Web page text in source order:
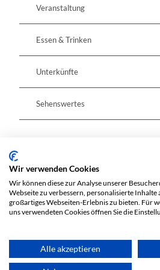
Veranstaltung
Essen & Trinken
Unterkünfte
Sehenswertes
Carl-Philipp-Emanuel-Bach-Straße
15320Frankfurt (Oder)
Anreise mit öffentlichen Verkehrsmitteln
Wir verwenden Cookies
Wir können diese zur Analyse unserer
Webseite zu verbessern, personalisierte Inhalte
großartiges Webseiten-Erlebnis zu bieten. Für
uns verwendeten Cookies öffnen Sie die
Alle akzeptieren